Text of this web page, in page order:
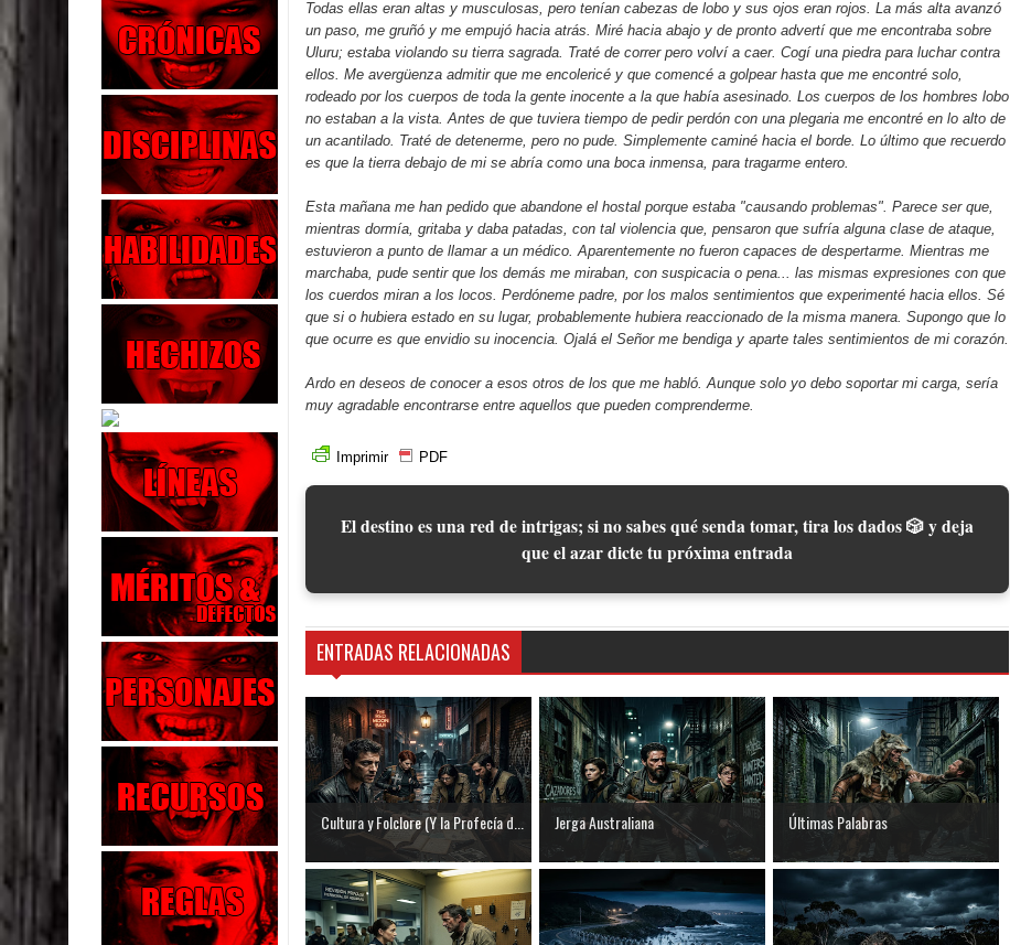
Todas ellas eran altas y musculosas, pero tenían cabezas de lobo y sus ojos eran rojos. La más alta avanzó
un paso, me gruñó y me empujó hacia atrás. Miré hacia abajo y de pronto advertí que me encontraba sobre
Uluru; estaba violando su tierra sagrada. Traté de correr pero volví a caer. Cogí una piedra para luchar contra
ellos. Me avergüenza admitir que me encolericé y que comencé a golpear hasta que me encontré solo,
rodeado por los cuerpos de toda la gente inocente a la que había asesinado. Los cuerpos de los hombres lobo
no estaban a la vista. Antes de que tuviera tiempo de pedir perdón con una plegaria me encontré en lo alto de
un acantilado. Traté de detenerme, pero no pude. Simplemente caminé hacia el borde. Lo último que recuerdo
es que la tierra debajo de mi se abría como una boca inmensa, para tragarme entero.
Esta mañana me han pedido que abandone el hostal porque estaba "causando problemas". Parece ser que,
mientras dormía, gritaba y daba patadas, con tal violencia que, pensaron que sufría alguna clase de ataque,
estuvieron a punto de llamar a un médico. Aparentemente no fueron capaces de despertarme. Mientras me
marchaba, pude sentir que los demás me miraban, con suspicacia o pena... las mismas expresiones con que
los cuerdos miran a los locos. Perdóneme padre, por los malos sentimientos que experimenté hacia ellos. Sé
que si o hubiera estado en su lugar, probablemente hubiera reaccionado de la misma manera. Supongo que lo
que ocurre es que envidio su inocencia. Ojalá el Señor me bendiga y aparte tales sentimientos de mi corazón.
Ardo en deseos de conocer a esos otros de los que me habló. Aunque solo yo debo soportar mi carga, sería
muy agradable encontrarse entre aquellos que pueden comprenderme.
Imprimir PDF
El destino es una red de intrigas; si no sabes qué senda tomar, tira los dados 🎲 y deja
que el azar dicte tu próxima entrada
ENTRADAS RELACIONADAS
Cultura y Folclore (Y la Profecía d... Jerga Australiana Últimas Palabras